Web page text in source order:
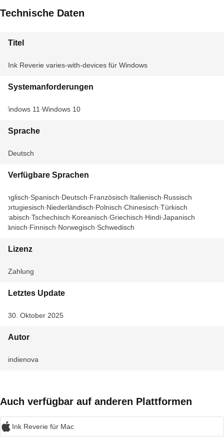
Technische Daten
Titel
Ink Reverie varies-with-devices für Windows
Systemanforderungen
Windows 11 Windows 10
Sprache
Deutsch
Verfügbare Sprachen
Englisch Spanisch Deutsch Französisch Italienisch Russisch
Portugiesisch Niederländisch Polnisch Chinesisch Türkisch
Arabisch Tschechisch Koreanisch Griechisch Hindi Japanisch
Dänisch Finnisch Norwegisch Schwedisch
Lizenz
Zahlung
Letztes Update
30. Oktober 2025
Autor
indienova
Auch verfügbar auf anderen Plattformen
Ink Reverie für Mac